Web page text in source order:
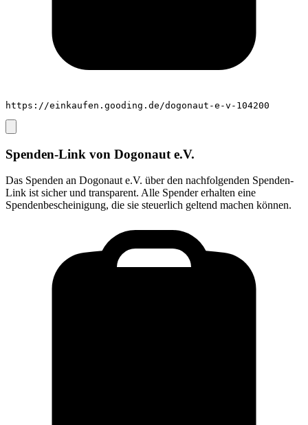
https://einkaufen.gooding.de/dogonaut-e-v-104200
Spenden-Link von Dogonaut e.V.
Das Spenden an Dogonaut e.V. über den nachfolgenden Spenden-
Link ist sicher und transparent. Alle Spender erhalten eine
Spendenbescheinigung, die sie steuerlich geltend machen können.